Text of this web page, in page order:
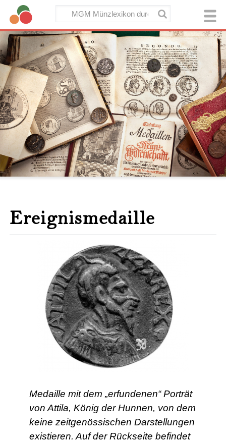
Ereignismedaille
Medaille mit dem „erfundenen“ Porträt
von Attila, König der Hunnen, von dem
keine zeitgenössischen Darstellungen
existieren. Auf der Rückseite befindet